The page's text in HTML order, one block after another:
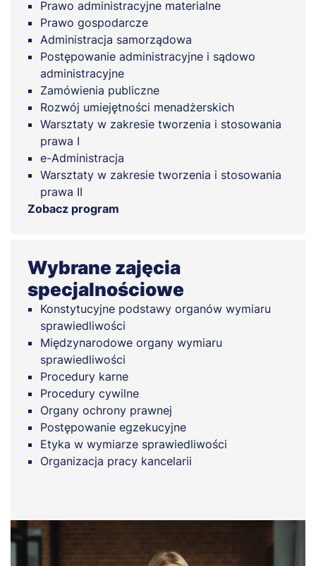
Prawo administracyjne materialne
Prawo gospodarcze
Administracja samorządowa
Postępowanie administracyjne i sądowo
administracyjne
Zamówienia publiczne
Rozwój umiejętności menadżerskich
Warsztaty w zakresie tworzenia i stosowania
prawa I
e-Administracja
Warsztaty w zakresie tworzenia i stosowania
prawa II
Zobacz program
Wybrane zajęcia
specjalnościowe
Konstytucyjne podstawy organów wymiaru
sprawiedliwości
Międzynarodowe organy wymiaru
sprawiedliwości
Procedury karne
Procedury cywilne
Organy ochrony prawnej
Postępowanie egzekucyjne
Etyka w wymiarze sprawiedliwości
Organizacja pracy kancelarii